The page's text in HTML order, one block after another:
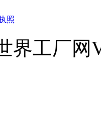
照
界工厂网